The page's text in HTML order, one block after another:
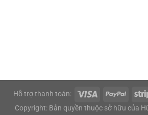
Hỗ trợ thanh toán:
Copyright: Bản quyền thuộc sở hữu của